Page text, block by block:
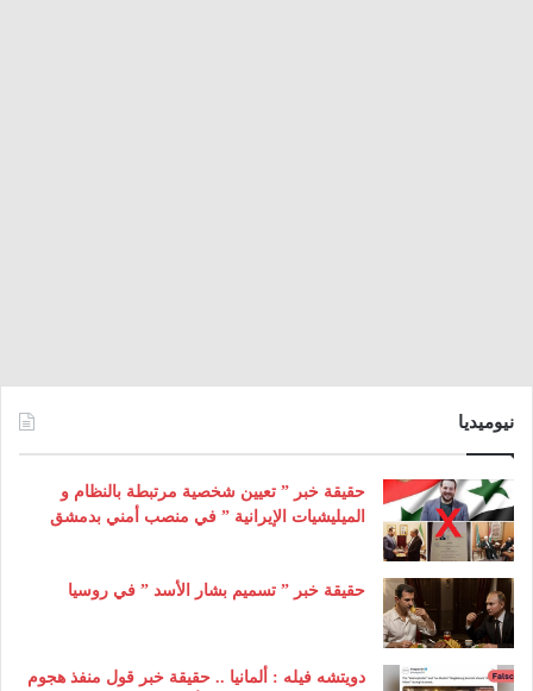
نيوميديا
حقيقة خبر ” تعيين شخصية مرتبطة بالنظام و
الميليشيات الإيرانية ” في منصب أمني بدمشق
حقيقة خبر ” تسميم بشار الأسد ” في روسيا
دويتشه فيله : ألمانيا .. حقيقة خبر قول منفذ هجوم